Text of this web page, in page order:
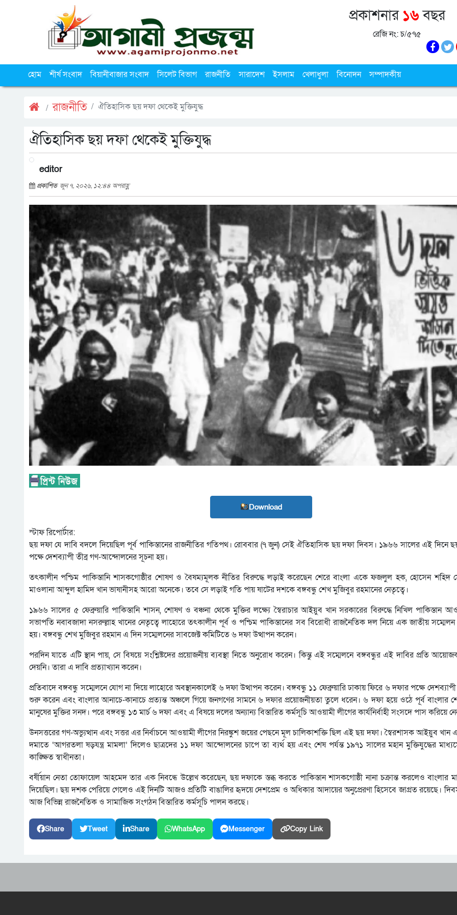
প্রকাশনার ১৬বছর
রেজি নং: চ/৫৭৫
হোম শীর্ষ সংবাদ বিয়ানীবাজার সংবাদ সিলেট বিভাগ রাজনীতি সারাদেশ ইসলাম খেলাধুলা বিনোদন সম্পাদকীয়
রাজনীতি ঐতিহাসিক ছয় দফা থেকেই মুক্তিযুদ্ধ
ঐতিহাসিক ছয় দফা থেকেই মুক্তিযুদ্ধ
editor
প্রকাশিত জুন ৭, ২০২৬, ১২:৪৪ অপরাহ্ণ
Download
স্টাফ রিপোর্টার:
ছয় দফা যে দাবি বদলে দিয়েছিল পূর্ব পাকিস্তানের রাজনীতির গতিপথ। রোববার (৭ জুন) সেই ঐতিহাসিক ছয় দফা দিবস। ১৯৬৬ সালের এই দিনে
পক্ষে দেশব্যাপী তীব্র গণ-আন্দোলনের সূচনা হয়।
তৎকালীন পশ্চিম পাকিস্তানি শাসকগোষ্ঠীর শোষণ ও বৈষম্যমূলক নীতির বিরুদ্ধে লড়াই করেছেন শেরে বাংলা একে ফজলুল হক, হোসেন শহিদ
মাওলানা আব্দুল হামিদ খান ভাষানীসহ আরো অনেকে। তবে সে লড়াই গতি পায় ষাটের দশকে বঙ্গবন্ধু শেখ মুজিবুর রহমানের নেতৃত্বে।
১৯৬৬ সালের ৫ ফেব্রুয়ারি পাকিস্তানি শাসন, শোষণ ও বঞ্চনা থেকে মুক্তির লক্ষ্যে স্বৈরাচার আইয়ুব খান সরকারের বিরুদ্ধে নিখিল পাকিস্তান
সভাপতি নবাবজাদা নসরুল্লাহ খানের নেতৃত্বে লাহোরে তৎকালীন পূর্ব ও পশ্চিম পাকিস্তানের সব বিরোধী রাজনৈতিক দল নিয়ে এক জাতীয়
হয়। বঙ্গবন্ধু শেখ মুজিবুর রহমান এ দিন সম্মেলনের সাবজেক্ট কমিটিতে ৬ দফা উত্থাপন করেন।
পরদিন যাতে এটি স্থান পায়, সে বিষয়ে সংশ্লিষ্টদের প্রয়োজনীয় ব্যবস্থা নিতে অনুরোধ করেন। কিন্তু এই সম্মেলনে বঙ্গবন্ধুর এই দাবির প্রতি
দেয়নি। তারা এ দাবি প্রত্যাখ্যান করেন।
প্রতিবাদে বঙ্গবন্ধু সম্মেলনে যোগ না দিয়ে লাহোরে অবস্থানকালেই ৬ দফা উত্থাপন করেন। বঙ্গবন্ধু ১১ ফেব্রুয়ারি ঢাকায় ফিরে ৬ দফার পক্ষে দেশব্যাপী
শুরু করেন এবং বাংলার আনাচে-কানাচে প্রত্যন্ত অঞ্চলে গিয়ে জনগণের সামনে ৬ দফার প্রয়োজনীয়তা তুলে ধরেন। ৬ দফা হয়ে ওঠে পূর্ব বাংলার
মানুষের মুক্তির সনদ। পরে বঙ্গবন্ধু ১৩ মার্চ ৬ দফা এবং এ বিষয়ে দলের অন্যান্য বিস্তারিত কর্মসূচি আওয়ামী লীগের কার্যনির্বাহী সংসদে পাস করিয়ে
উনসত্তরের গণ-অভ্যুত্থান এবং সত্তর এর নির্বাচনে আওয়ামী লীগের নিরঙ্কুশ জয়ের পেছনে মূল চালিকাশক্তি ছিল এই ছয় দফা। স্বৈরশাসক আইয়ুব
দমাতে ‘আগরতলা ষড়যন্ত্র মামলা’ দিলেও ছাত্রদের ১১ দফা আন্দোলনের চাপে তা ব্যর্থ হয় এবং শেষ পর্যন্ত ১৯৭১ সালের মহান মুক্তিযুদ্ধের
কাঙ্ক্ষিত স্বাধীনতা।
বর্ষীয়ান নেতা তোফায়েল আহমেদ তার এক নিবন্ধে উল্লেখ করেছেন, ছয় দফাকে স্তব্ধ করতে পাকিস্তান শাসকগোষ্ঠী নানা চক্রান্ত করলেও বাংলার
দিয়েছিল। ছয় দশক পেরিয়ে গেলেও এই দিনটি আজও প্রতিটি বাঙালির হৃদয়ে দেশপ্রেম ও অধিকার আদায়ের অনুপ্রেরণা হিসেবে জাগ্রত রয়েছে।
আজ বিভিন্ন রাজনৈতিক ও সামাজিক সংগঠন বিস্তারিত কর্মসূচি পালন করছে।
Share Tweet Share WhatsApp Messenger Copy Link